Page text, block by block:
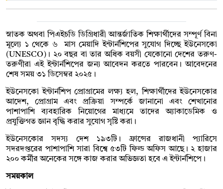
স্নাতক অথবা পিএইচডি ডিগ্রিধারী আন্তর্জাতিক শিক্ষার্থীদের সম্পূর্ণ বিনা
মূল্যে ১ থেকে ৬ মাস মেয়াদি ইন্টার্নশিপের সুযোগ দিচ্ছে ইউনেসকো
(UNESCO)। ২০ বছর বা তার অধিক বয়সী যেকোনো দেশের তরুণ-
তরুণীরা এই ইন্টার্নশিপের জন্য আবেদন করতে পারবেন। আবেদনের
শেষ সময় ৩১ ডিসেম্বর ২০২৫।
ইউনেসকো ইন্টার্নশিপ প্রোগ্রামের লক্ষ্য হল, শিক্ষার্থীদের ইউনেসকোর
আদেশ, প্রোগ্রাম এবং প্রক্রিয়া সম্পর্কে জানানো এবং শেখানোর
পাশাপাশি ব্যবহারিক নিয়োগের মাধ্যমে তাদের অ্যাকাডেমিক ও
প্রযুক্তিগত জ্ঞান বৃদ্ধি করার সুযোগ সৃষ্টি করা।
ইউনেসকোর সদস্য দেশ ১৯৩টি। ফ্রান্সের রাজধানী প্যারিসে
সদরদপ্তরের পাশাপাশি সারা বিশ্বে ৫৩টি ফিল্ড অফিস আছে। ২ হাজার
২০০ কর্মীর অনেকের সঙ্গে কাজ করার অভিজ্ঞতা হবে এ ইন্টার্নশিপে।
সময়কাল